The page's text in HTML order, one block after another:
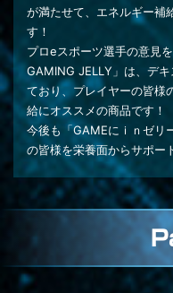
が満たせて、エネルギー補
す！
プロeスポーツ選手の意見
GAMING JELLY」は、デ
ており、プレイヤーの皆様
給にオススメの商品です！
今後も「GAMEにｉｎゼリ
の皆様を栄養面からサポー